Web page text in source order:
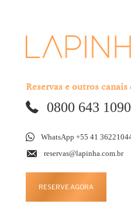
Reservas e outros
0800 643 1090
WhatsApp +55 41
reservas@lapinha.com.br
RESERVE AGORA